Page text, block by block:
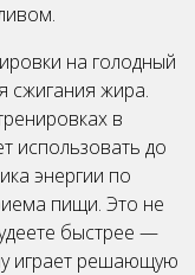
на голодный
сжигания жира.
в
использовать до
энергии по
пищи. Это не
быстрее —
играет решающую